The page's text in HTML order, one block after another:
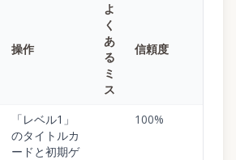
操作
よ
く
あ
る
ミ
ス
信頼度
「レベル1」
のタイトルカ
ードと初期ゲ
100%